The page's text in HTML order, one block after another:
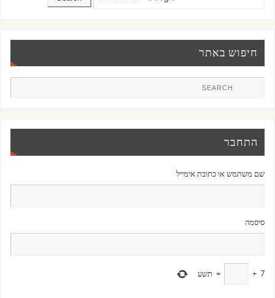
חיפוש באתר
התחבר
שם משתמש או כתובת אימייל
סיסמה
7
+
= תשע